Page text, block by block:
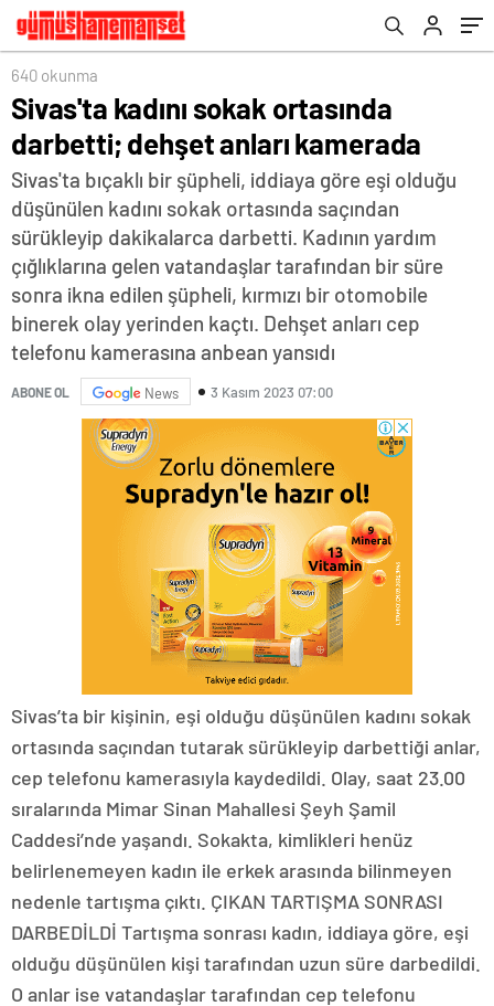
640 okunma
Sivas'ta kadını sokak ortasında
darbetti; dehşet anları kamerada
Sivas'ta bıçaklı bir şüpheli, iddiaya göre eşi olduğu
düşünülen kadını sokak ortasında saçından
sürükleyip dakikalarca darbetti. Kadının yardım
çığlıklarına gelen vatandaşlar tarafından bir süre
sonra ikna edilen şüpheli, kırmızı bir otomobile
binerek olay yerinden kaçtı. Dehşet anları cep
telefonu kamerasına anbean yansıdı
ABONE OL News 3 Kasım 2023 07:00
Sivas’ta bir kişinin, eşi olduğu düşünülen kadını sokak
ortasında saçından tutarak sürükleyip darbettiği anlar,
cep telefonu kamerasıyla kaydedildi. Olay, saat 23.00
sıralarında Mimar Sinan Mahallesi Şeyh Şamil
Caddesi’nde yaşandı. Sokakta, kimlikleri henüz
belirlenemeyen kadın ile erkek arasında bilinmeyen
nedenle tartışma çıktı. ÇIKAN TARTIŞMA SONRASI
DARBEDİLDİ Tartışma sonrası kadın, iddiaya göre, eşi
olduğu düşünülen kişi tarafından uzun süre darbedildi.
O anlar ise vatandaşlar tarafından cep telefonu